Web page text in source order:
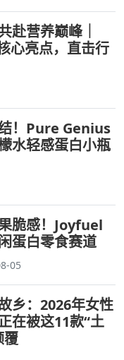
赴营养巅峰｜
心亮点，直击行
！Pure Genius
水轻感蛋白小瓶
脆感！Joyfuel
蛋白零食赛道
05
乡：2026年女性
在被这11款“土
覆